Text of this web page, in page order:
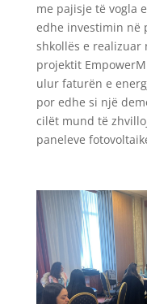
me pajisje të vogla
edhe investimin në
shkollës e realizuar
projektit
ulur faturën e
por edhe si një
cilët mund të
paneleve